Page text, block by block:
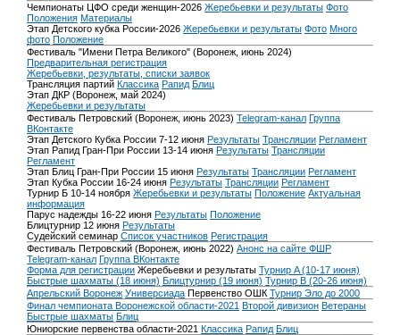
Чемпионаты ЦФО среди женщин-2026 Жеребьевки и результаты Фото
Положения Материалы
Этап Детского кубка России-2026 Жеребьевки и результаты Фото Много
фото Положение
Фестиваль "Имени Петра Великого" (Воронеж, июнь 2024)
Предварительная регистрация
Жеребьевки, результаты, списки заявок
Трансляция партий Классика Рапид Блиц
Этап ДКР (Воронеж, май 2024)
Жеребьевки и результаты
Фестиваль Петровский (Воронеж, июнь 2023) Telegram-канал Группа
ВКонтакте
Этап Детского Кубка России 7-12 июня Результаты Трансляции Регламент
Этап Рапид Гран-При России 13-14 июня Результаты Трансляции
Регламент
Этап Блиц Гран-При России 15 июня Результаты Трансляции Регламент
Этап Кубка России 16-24 июня Результаты Трансляции Регламент
Турнир Б 10-14 ноября Жеребьевки и результаты Положение Актуальная
информация
Парус надежды 16-22 июня Результаты Положение
Блицтурнир 12 июня Результаты
Судейский семинар Список участников Регистрация
Фестиваль Петровский (Воронеж, июнь 2022) Анонс на сайте ФШР
Telegram-канал Группа ВКонтакте
Форма для регистрации Жеребьевки и результаты Турнир A (10-17 июня)
Быстрые шахматы (18 июня) Блицтурнир (19 июня) Турнир B (20-26 июня)
Апрельский Воронеж Универсиада Первенство ОШК Турнир Эло до 2000
Финал чемпионата Воронежской области-2021 Второй дивизион Ветераны
Быстрые шахматы Блиц
Юниорские первенства области-2021 Классика Рапид Блиц